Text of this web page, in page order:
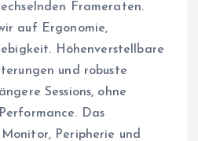
Frameraten.
auf Ergonomie,
Höhenverstellbare
und robuste
Sessions, ohne
Das
Peripherie und